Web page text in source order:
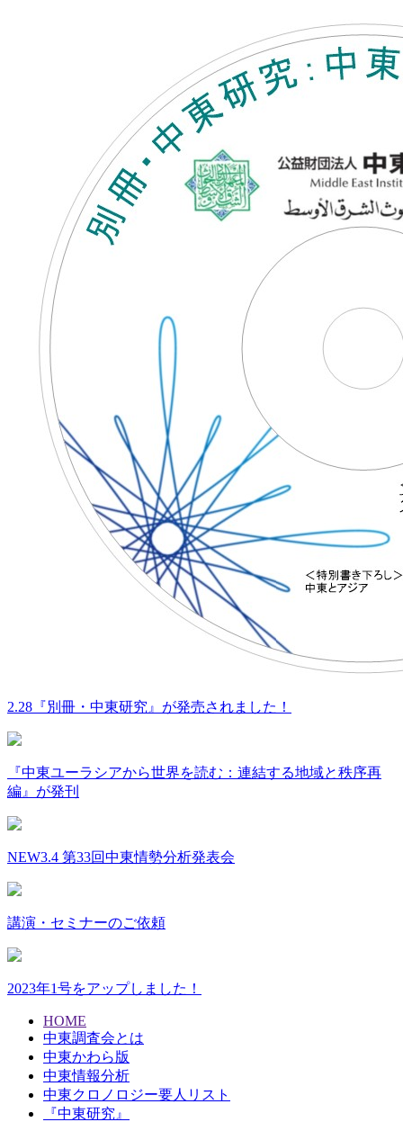
2.28『別冊・中東研究』が発売されました！
『中東ユーラシアから世界を読む：連結する地域と秩序再
編』が発刊
NEW3.4 第33回中東情勢分析発表会
講演・セミナーのご依頼
2023年1号をアップしました！
HOME
中東調査会とは
中東かわら版
中東情報分析
中東クロノロジー要人リスト
『中東研究』